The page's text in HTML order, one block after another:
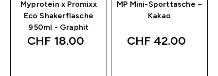
Myprotein x Promixx
Eco Shakerflasche
950ml - Graphit
CHF 18.00‎
MP Mini-Sporttasche –
Kakao
CHF 42.00‎